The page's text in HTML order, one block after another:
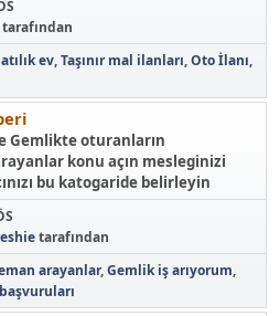
tarafından
ev Taşınır mal ilanları Oto İlanı
Gemlikte oturanların
konu açın mesleginizi
bu katogaride belirleyin
tarafından
arayanlar Gemlik iş arıyorum